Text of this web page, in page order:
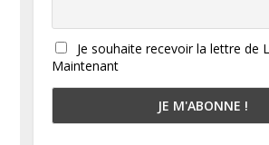
Je souhaite recevoir la lettre de
Maintenant